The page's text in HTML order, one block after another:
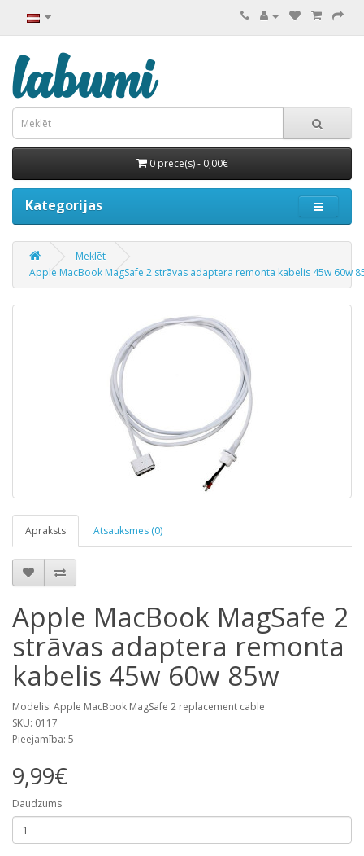
0 prece(s) - 0,00€
Kategorijas
Meklēt
Apple MacBook MagSafe 2 strāvas adaptera remonta kabelis 45w 60w
Apraksts Atsauksmes (0)
Apple MacBook MagSafe 2
strāvas adaptera remonta
kabelis 45w 60w 85w
Modelis: Apple MacBook MagSafe 2 replacement cable
SKU: 0117
Pieejamība: 5
9,99€
Daudzums